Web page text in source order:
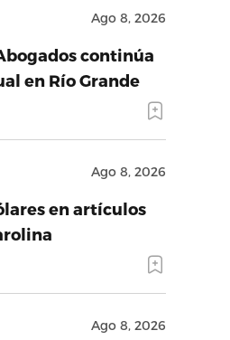
Ago 8, 2026
continúa
en Río Grande
Ago 8, 2026
en artículos
Ago 8, 2026